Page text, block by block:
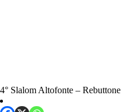
4° Slalom Altofonte – Rebuttone